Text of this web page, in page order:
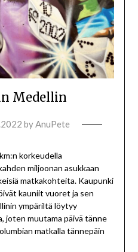
Medellin
byAnuPete
korkeudella
miljoonan asukkaan
matkakohteita. Kaupunki
kauniit vuoret ja sen
ympäriltä löytyy
joten muutama päivä tänne
matkalla tännepäin